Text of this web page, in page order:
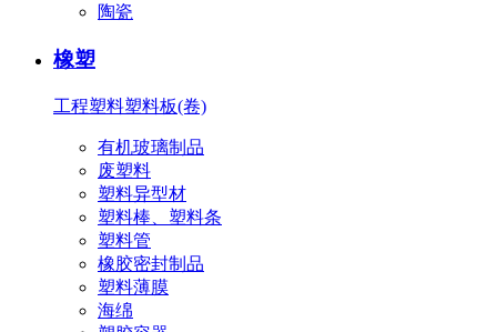
陶瓷
橡塑
工程塑料塑料板(卷)
有机玻璃制品
废塑料
塑料异型材
塑料棒、塑料条
塑料管
橡胶密封制品
塑料薄膜
海绵